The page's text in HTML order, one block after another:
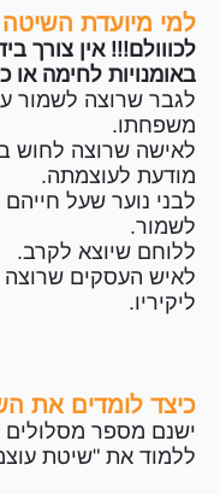
למי מיועדת השיטה
לכווולם!!! אין צורך
באומנויות לחימה או
לגבר שרוצה לשמור
משפחתו.
לאישה שרוצה לחוש
מודעת לעוצמתה.
לבני נוער שעל חייהם
לשמור.
ללוחם שיוצא לקרב.
לאיש העסקים
ליקיריו.
כיצד לומדים את
ישנם מספר מסלולים
ללמוד את "שיטת